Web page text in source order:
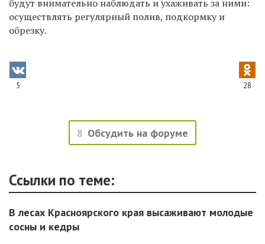
будут внимательно наблюдать и ухаживать за ними:
осуществлять регулярный полив, подкормку и
обрезку.
5 28
8 Обсудить на форуме
Ссылки по теме:
В лесах Красноярского края высаживают молодые
сосны и кедры